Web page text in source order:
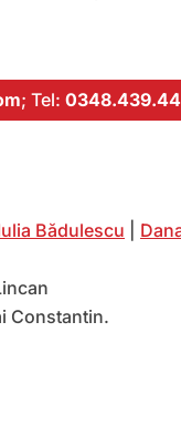
; Tel:
Bădulescu
Constantin.